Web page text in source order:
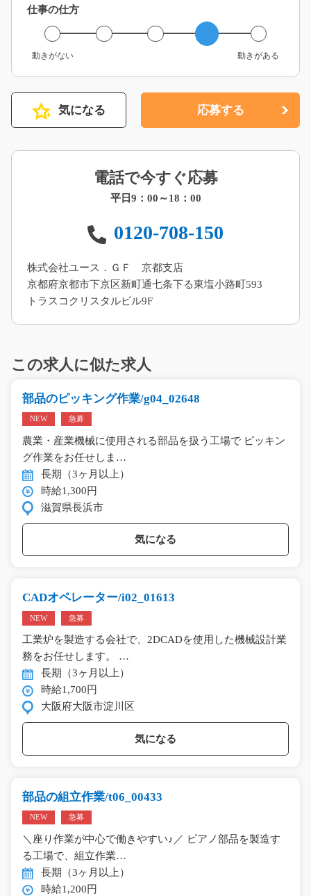
仕事の仕方
動きがない 動きがある
気になる 応募する
電話で今すぐ応募
平日9：00～18：00
0120-708-150
株式会社ユース．ＧＦ 京都支店
京都府京都市下京区新町通七条下る東塩小路町593
トラスコクリスタルビル9F
この求人に似た求人
部品のピッキング作業/g04_02648
NEW 急募
農業・産業機械に使用される部品を扱う工場で ピッキン
グ作業をお任せしま…
長期（3ヶ月以上）
時給1,300円
滋賀県長浜市
気になる
CADオペレーター/i02_01613
NEW 急募
工業炉を製造する会社で、2DCADを使用した機械設計業
務をお任せします。 …
長期（3ヶ月以上）
時給1,700円
大阪府大阪市淀川区
気になる
部品の組立作業/t06_00433
NEW 急募
＼座り作業が中心で働きやすい♪／ ピアノ部品を製造す
る工場で、組立作業…
長期（3ヶ月以上）
時給1,200円